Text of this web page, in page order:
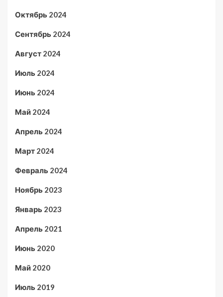
Октябрь 2024
Сентябрь 2024
Август 2024
Июль 2024
Июнь 2024
Май 2024
Апрель 2024
Март 2024
Февраль 2024
Ноябрь 2023
Январь 2023
Апрель 2021
Июнь 2020
Май 2020
Июль 2019